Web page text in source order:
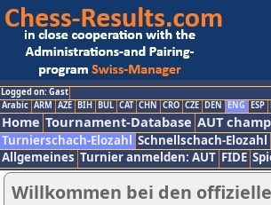
Logged on: Gast
Arabic ARM AZE BIH BUL CAT CHN CRO CZE DEN ENG ESP
Home Tournament-Database AUT
Turnierschach-Elozahl Schnellschach-Elozahl
Allgemeines Turnier anmelden: AUT FIDE
Willkommen bei den